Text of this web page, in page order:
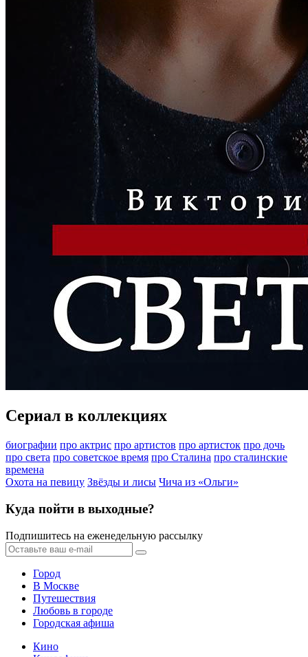
Сериал в коллекциях
биографии про актрис про артистов про артисток про дочь
про света про советское время про Сталина про сталинские
времена
Охота на певицу Звёзды и лисы Чича из «Ольги»
Куда пойти в выходные?
Подпишитесь на еженедельную рассылку
Город
В Москве
Путешествия
Любовь в городе
Городская афиша
Кино